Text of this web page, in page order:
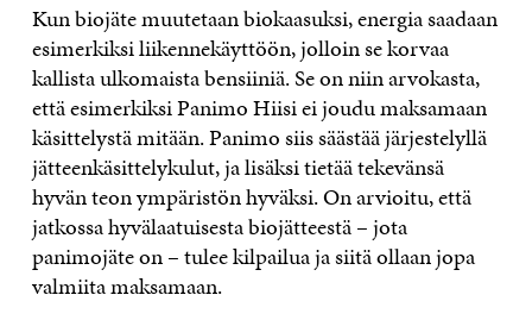
Kun biojäte muutetaan biokaasuksi, energia saadaan
esimerkiksi liikennekäyttöön, jolloin se korvaa
kallista ulkomaista bensiiniä. Se on niin arvokasta,
että esimerkiksi Panimo Hiisi ei joudu maksamaan
käsittelystä mitään. Panimo siis säästää järjestelyllä
jätteenkäsittelykulut, ja lisäksi tietää tekevänsä
hyvän teon ympäristön hyväksi. On arvioitu, että
jatkossa hyvälaatuisesta biojätteestä – jota
panimojäte on – tulee kilpailua ja siitä ollaan jopa
valmiita maksamaan.